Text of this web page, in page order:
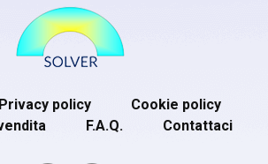
Privacy policy
Cookie policy
F.A.Q. Contattaci